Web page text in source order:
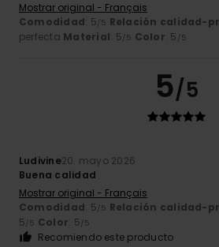
Mostrar original - Français
Comodidad: 5/5 Relación calidad-
perfecta Material: 5/5 Color: 5 /5
5/5
Ludivine20. mayo 2026
Buena calidad
Mostrar original - Français
Comodidad: 5/5 Relación calidad-
5/5 Color: 5/5
Recomiendo este producto